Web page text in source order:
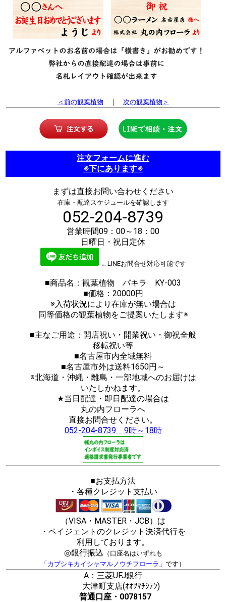
＜前の観葉植物 ｜ 次の観葉植物＞
注文フォームに進む
※下にあります※
まずは直接お問い合わせください
在庫・配達スケジュールを確認します
052-204-8739
営業時間09：00～18：00
日曜日・祝日定休
←LINEお問合せ対応可能です
■商品名：観葉植物 パキラ KY-003
■価格：20000円
※入荷状況により在庫が無い場合は
同等価格の観葉植物をご提案いたします※
■主なご用途：開店祝い・開業祝い・御祝全般
移転祝い等
■名古屋市内全域無料
■名古屋市外は送料1650円～
※北海道・沖縄・離島・一部地域へのお届けは
いたしかねます。
★当日配達・即日配達の場合は
丸の内フローラへ
直接お問合せください。
052-204-8739 9時～18時
■お支払方法
・各種クレジット支払い
（VISA・MASTER・JCB）は
・ペイジェントのクレジット決済代行を
利用しております。
◎銀行振込 （口座名はいずれも
「カブシキカイシャマルノウチフローラ」 です）
A：三菱UFJ銀行
大津町支店(ｵｵﾂﾏﾁｼﾃﾝ)
普通口座・0078157